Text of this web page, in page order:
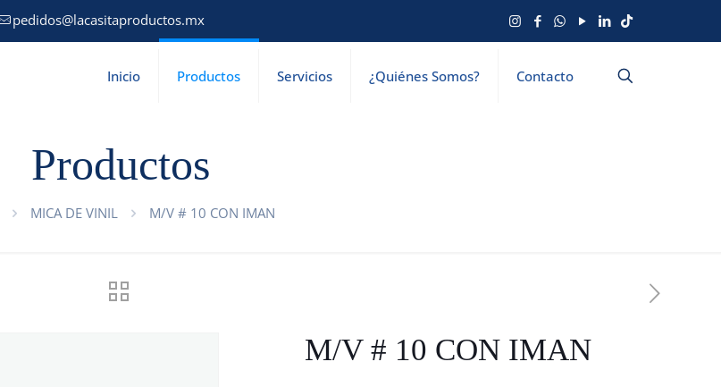
pedidos@lacasitaproductos.mx
Inicio Productos Servicios ¿Quiénes Somos? Contacto
Productos
MICA DE VINIL M/V # 10 CON IMAN
M/V # 10 CON IMAN